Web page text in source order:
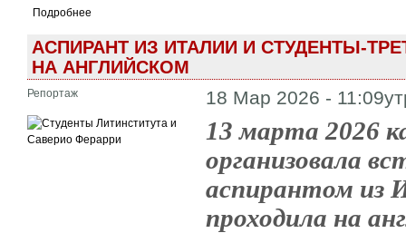
Подробнее
АСПИРАНТ ИЗ ИТАЛИИ И СТУДЕНТЫ-
НА АНГЛИЙСКОМ
Репортаж 18 Мар 2026 -
13 марта 2026
организовала
аспирантом из
проходила на